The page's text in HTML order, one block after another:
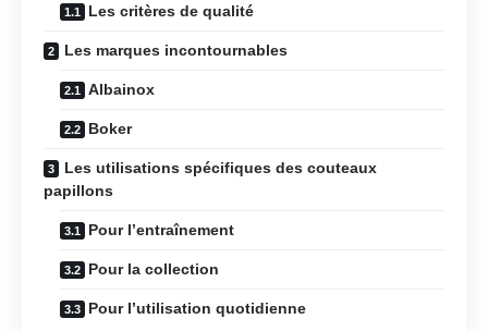
Les critères de qualité
Les marques incontournables
Albainox
Boker
Les utilisations spécifiques des couteaux
papillons
Pour l’entraînement
Pour la collection
Pour l’utilisation quotidienne